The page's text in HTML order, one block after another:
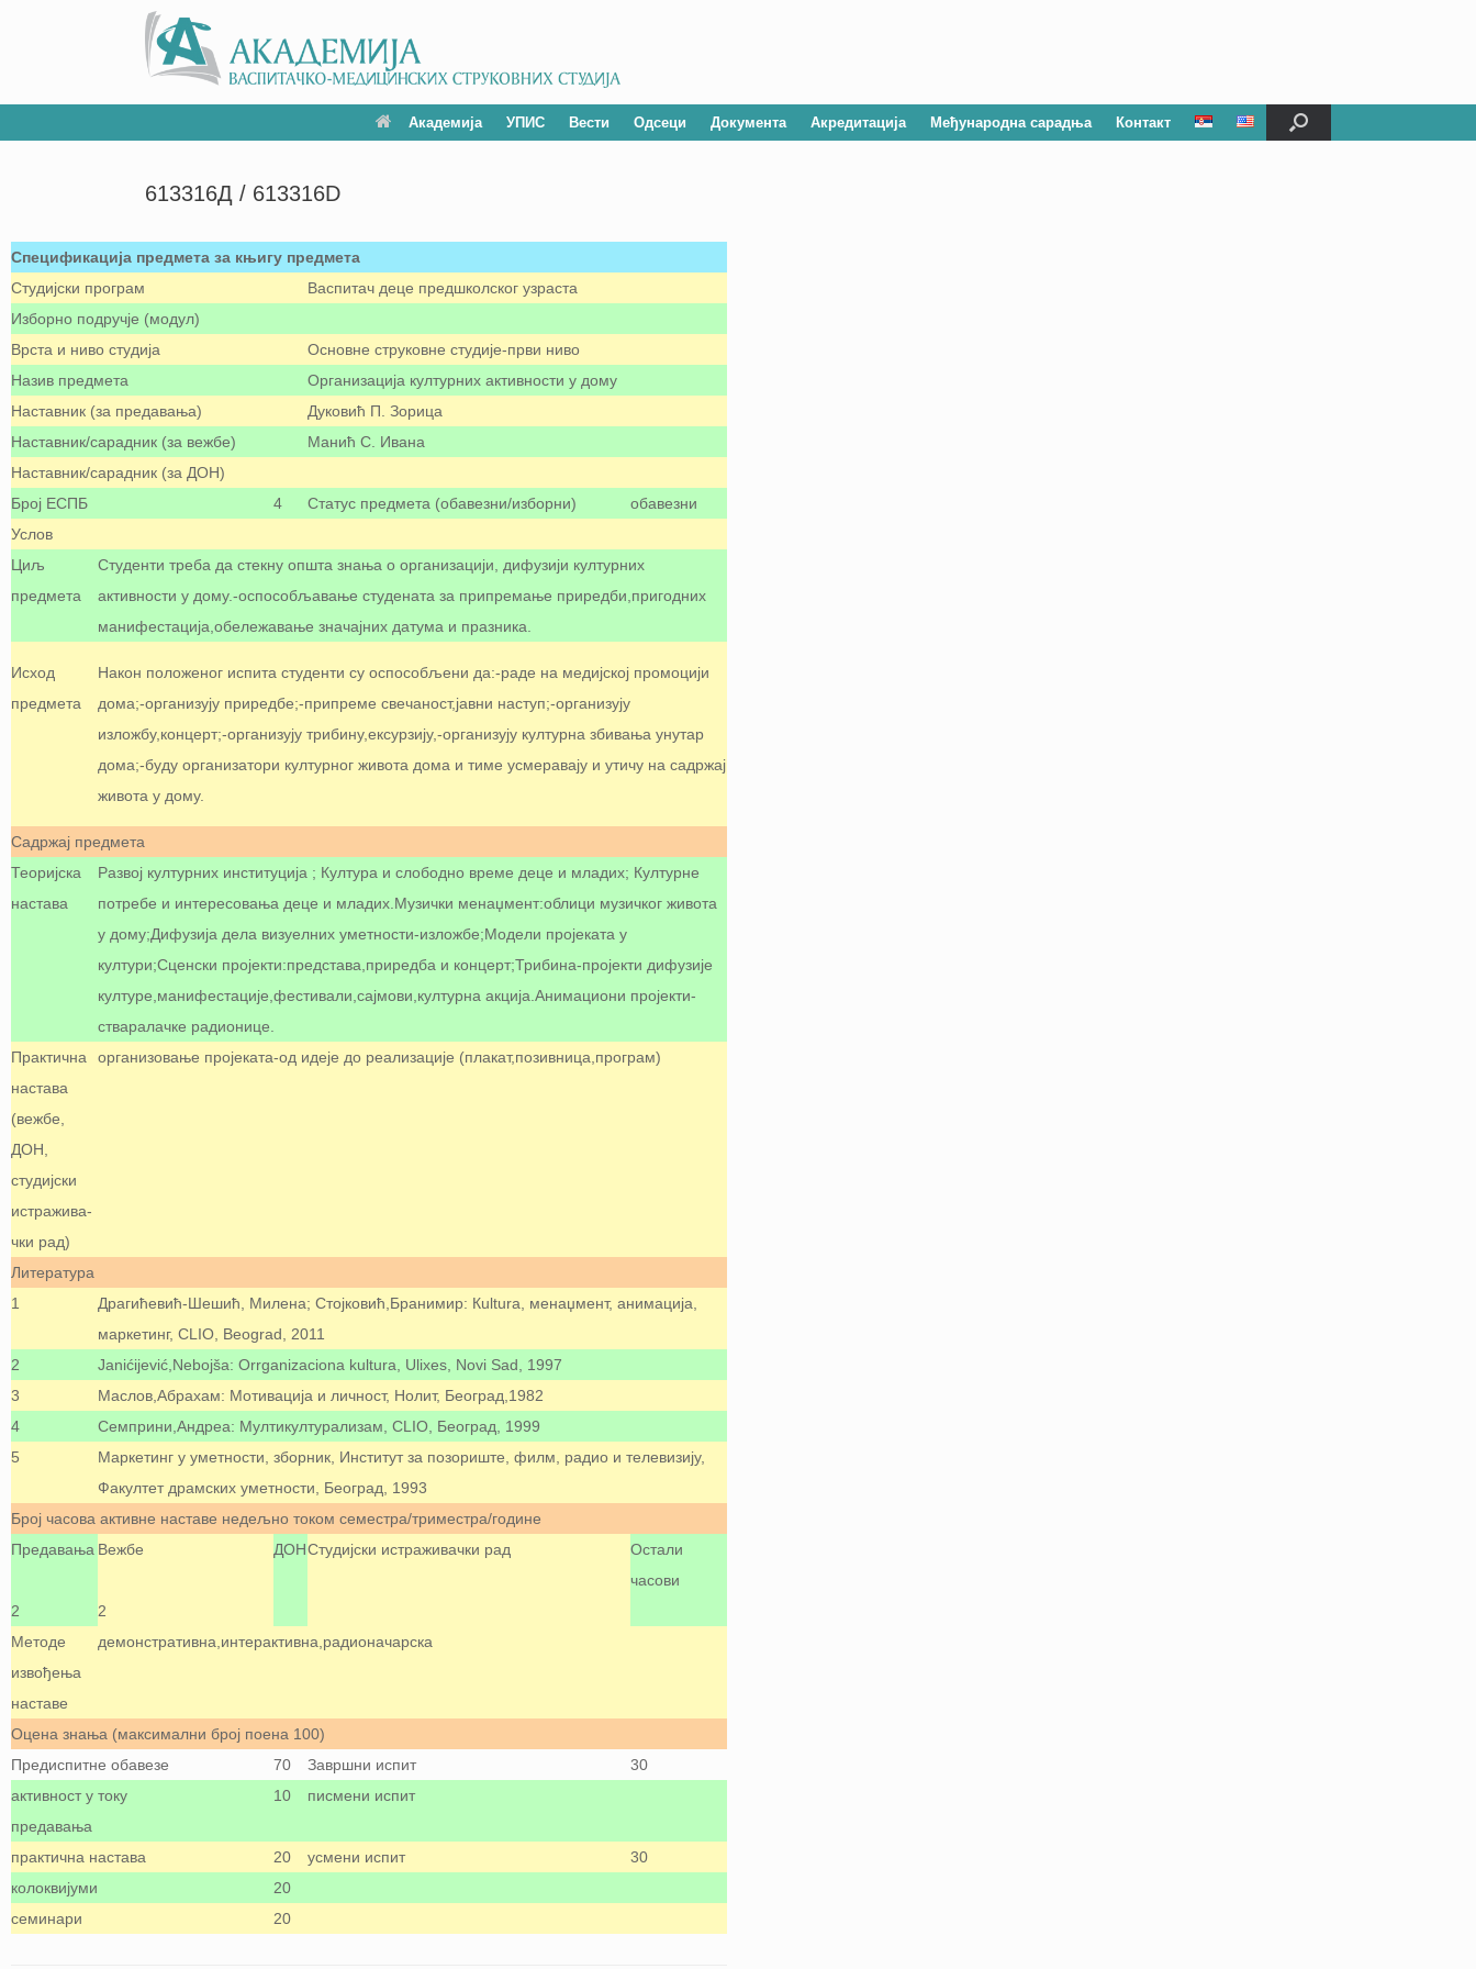
Академија УПИС Вести Одсеци Документа Акредитација Међународна сарадња Контакт
613316Д / 613316D
Спецификација предмета за књигу предмета
Студијски програм
Васпитач деце предшколског узраста
Изборно подручје (модул)
Врста и ниво студија
Основне струковне студије-први ниво
Назив предмета
Организација културних активности у дому
Наставник (за предавања)
Дуковић П. Зорица
Наставник/сарадник (за вежбе)
Манић С. Ивана
Наставник/сарадник (за ДОН)
Број ЕСПБ
4 Статус предмета (обавезни/изборни)
обавезни
Услов
Циљ
предмета
Студенти треба да стекну општа знања о организацији, дифузији културних
активности у дому.-оспособљавање студената за припремање приредби,пригодних
манифестација,обележавање значајних датума и празника.
Исход
предмета
Након положеног испита студенти су оспособљени да:-раде на медијској промоцији
дома;-организују приредбе;-припреме свечаност,јавни наступ;-организују
изложбу,концерт;-организују трибину,ексурзију,-организују културна збивања унутар
дома;-буду организатори културног живота дома и тиме усмеравају и утичу на садржај
живота у дому.
Садржај предмета
Теоријска
настава
Развој културних институција ; Култура и слободно време деце и младих; Културне
потребе и интересовања деце и младих.Музички менаџмент:облици музичког живота
у дому;Дифузија дела визуелних уметности-изложбе;Модели пројеката у
култури;Сценски пројекти:представа,приредба и концерт;Трибина-пројекти дифузије
културе,манифестације,фестивали,сајмови,културна акција.Анимациони пројекти-
стваралачке радионице.
Практична
настава
(вежбе,
ДОН,
студијски
истражива-
чки рад)
организовање пројеката-од идеје до реализације (плакат,позивница,програм)
Литература
1
Драгићевић-Шешић, Миленa; Стојковић,Бранимир: Кultura, менаџмент, анимација,
маркетинг, CLIO, Beograd, 2011
2
Janićijević,Nebojša: Orrganizaciona kultura, Ulixes, Novi Sad, 1997
3
Маслов,Абрахам: Мотивација и личност, Нолит, Београд,1982
4
Семприни,Андреа: Мултикултурализам, CLIO, Београд, 1999
5
Маркетинг у уметности, зборник, Институт за позориште, филм, радио и телевизију,
Факултет драмских уметности, Београд, 1993
Број часова активне наставе недељно током семестра/триместра/године
Предавања Вежбе ДОНСтудијски истраживачки рад
Остали
часови
2
2
Методе
извођења
наставе
демонстративна,интерактивна,радионачарска
Оцена знања (максимални број поена 100)
Предиспитне обавезе
70 Завршни испит
30
активност у току
предавања
10 писмени испит
практична настава 20 усмени испит
30
колоквијуми
20
семинари
20